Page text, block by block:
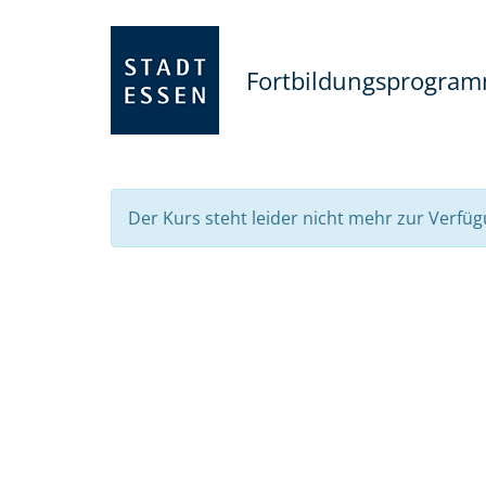
Der Kurs steht leider nicht mehr zur